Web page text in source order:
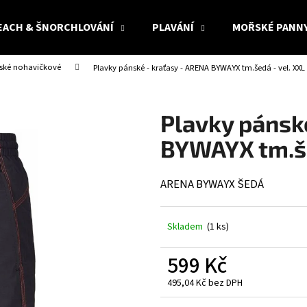
& ŠNORCHLOVÁNÍ PLAVÁNÍ MOŘSKÉ
nohavičkové Plavky pánské - kraťasy - ARENA BYWAYX tm.šedá - vel. XXL
Plavky
BYWAYX
ARENA BYWAYX ŠEDÁ
Skladem (1 ks)
599 Kč
495,04 Kč bez DPH
Měrná
Co potřebujete najít?
HLEDAT